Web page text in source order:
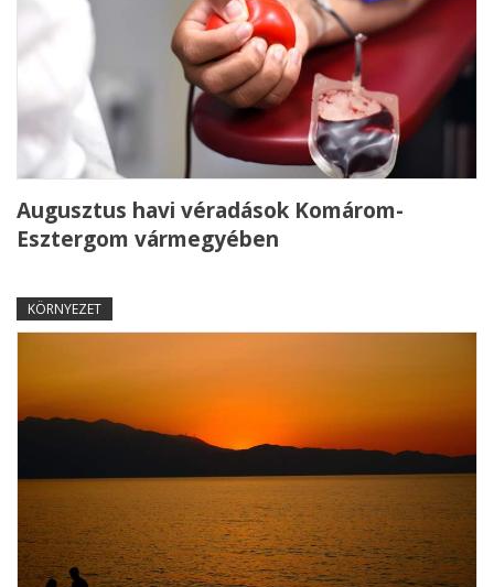
Augusztus havi véradások Komárom-
Esztergom vármegyében
KÖRNYEZET